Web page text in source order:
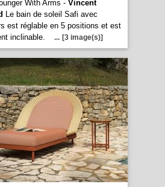
With Arms - Vincent
Le bain de soleil Safi avec
est réglable en 5 positions et est
inclinable.
... [3 image(s)]